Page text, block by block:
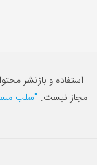
استفاده و بازنشر
مجاز نیست. "سلب